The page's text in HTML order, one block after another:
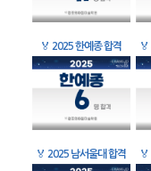
🏅 2025 한예종 합격 🏅
🏅 2025 남서울대 합격 🏅